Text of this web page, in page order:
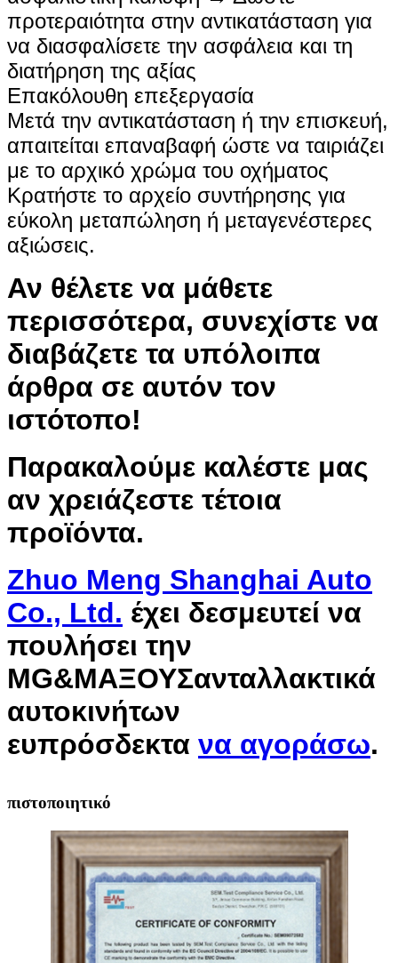
προτεραιότητα στην αντικατάσταση για
να διασφαλίσετε την ασφάλεια και τη
διατήρηση της αξίας
Επακόλουθη επεξεργασία
Μετά την αντικατάσταση ή την επισκευή,
απαιτείται επαναβαφή ώστε να ταιριάζει
με το αρχικό χρώμα του οχήματος
Κρατήστε το αρχείο συντήρησης για
εύκολη μεταπώληση ή μεταγενέστερες
αξιώσεις.
Αν θέλετε να μάθετε
περισσότερα, συνεχίστε να
διαβάζετε τα υπόλοιπα
άρθρα σε αυτόν τον
ιστότοπο!
Παρακαλούμε καλέστε μας
αν χρειάζεστε τέτοια
προϊόντα.
Zhuo Meng Shanghai Auto
Co., Ltd. έχει δεσμευτεί να
πουλήσει την
MG&ΜΑΞΟΥΣανταλλακτικά
αυτοκινήτων
ευπρόσδεκτα να αγοράσω.
πιστοποιητικό